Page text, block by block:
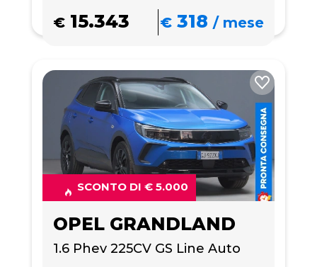
€ 15.343 € 318 /mese
SCONTO DI € 5.000
OPEL GRANDLAND
1.6 Phev 225CV GS Line Auto